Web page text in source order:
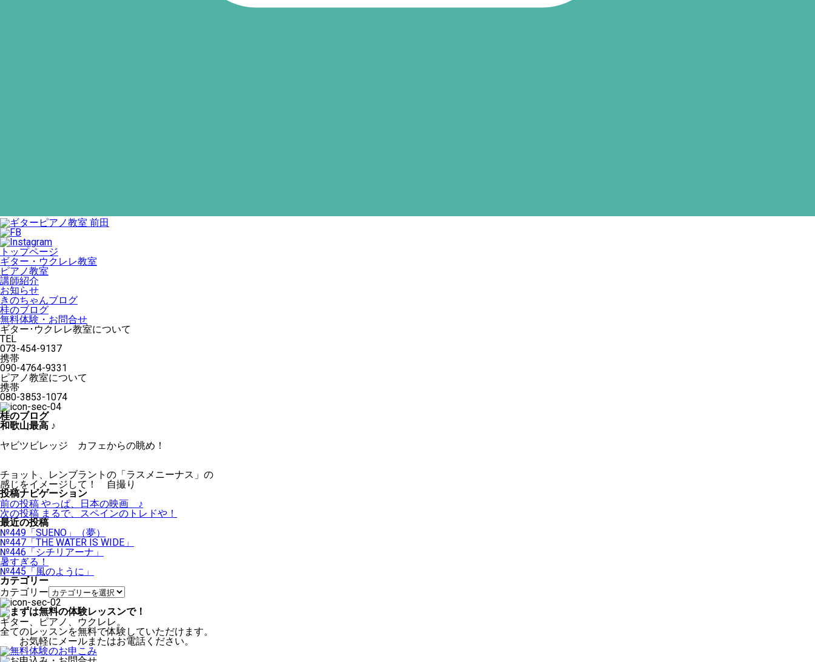
トップページ
ギター・ウクレレ教室
ピアノ教室
講師紹介
お知らせ
きのちゃんブログ
桂のブログ
無料体験・お問合せ
ギター･ウクレレ教室について
TEL
073-454-9137
携帯
090-4764-9331
ピアノ教室について
携帯
080-3853-1074
桂のブログ
和歌山最高 ♪
ヤビツビレッジ カフェからの眺め！
チョット、レンブラントの「ラスメニーナス」の
感じをイメージして！ 自撮り
投稿ナビゲーション
前の投稿 やっぱ、日本の映画 ♪
次の投稿 まるで、スペインのトレドや！
最近の投稿
№449「SUENO」（夢）
№447「THE WATER IS WIDE」
№446「シチリアーナ」
暑すぎる！
№445「風のように」
カテゴリー
カテゴリー
ギター、ピアノ、ウクレレ。
全てのレッスンを無料で体験していただけます。
お気軽にメールまたはお電話ください。